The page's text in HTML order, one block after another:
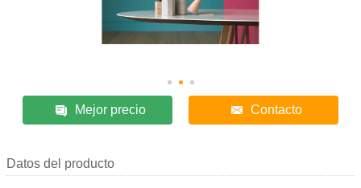
Mejor precio Contacto
Datos del producto